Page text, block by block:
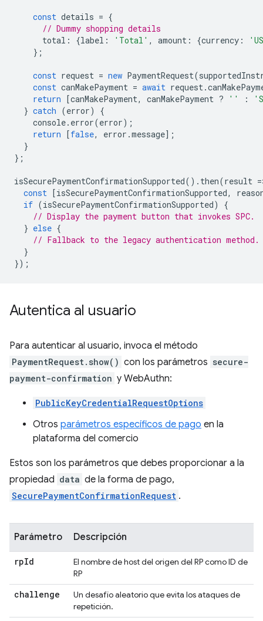
const details = {
// Dummy shopping details
total : {label : 'Total' , amount : {currency :
};
const request = new PaymentRequest(
const canMakePayment = await request.
return
[canMakePayment, canMakePayment ? '' :
} catch (error)
{
console. error(error);
return
[false, error .message];
}
};
isSecurePaymentConfirmationSupported(). then(result =
const
[isSecurePaymentConfirmationSupported,
if (isSecurePaymentConfirmationSupported)
{
// Display the payment button that invokes SPC.
} else {
// Fallback to the legacy authentication method.
}
});
Autentica al usuario
Para autenticar al usuario, invoca el método
PaymentRequest.show() con los parámetros secure-
payment-confirmation y WebAuthn:
PublicKeyCredentialRequestOptions
Otros parámetros específicos de pago en la
plataforma del comercio
Estos son los parámetros que debes proporcionar a la
propiedad data de la forma de pago,
SecurePaymentConfirmationRequest .
Parámetro Descripción
rpId
El nombre de host del origen del RP como ID de
RP
challenge
Un desafío aleatorio que evita los ataques de
repetición.